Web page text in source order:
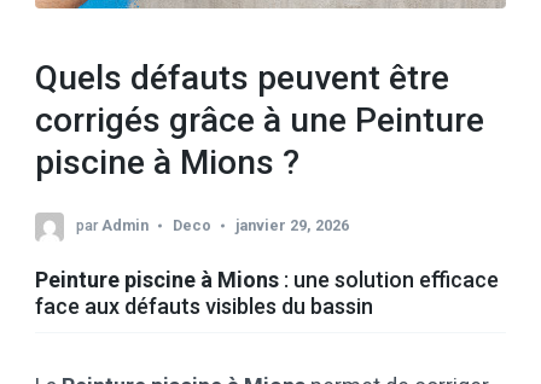
Quels défauts peuvent être
corrigés grâce à une Peinture
piscine à Mions ?
par Admin Deco janvier 29, 2026
Peinture piscine à Mions : une solution efficace
face aux défauts visibles du bassin